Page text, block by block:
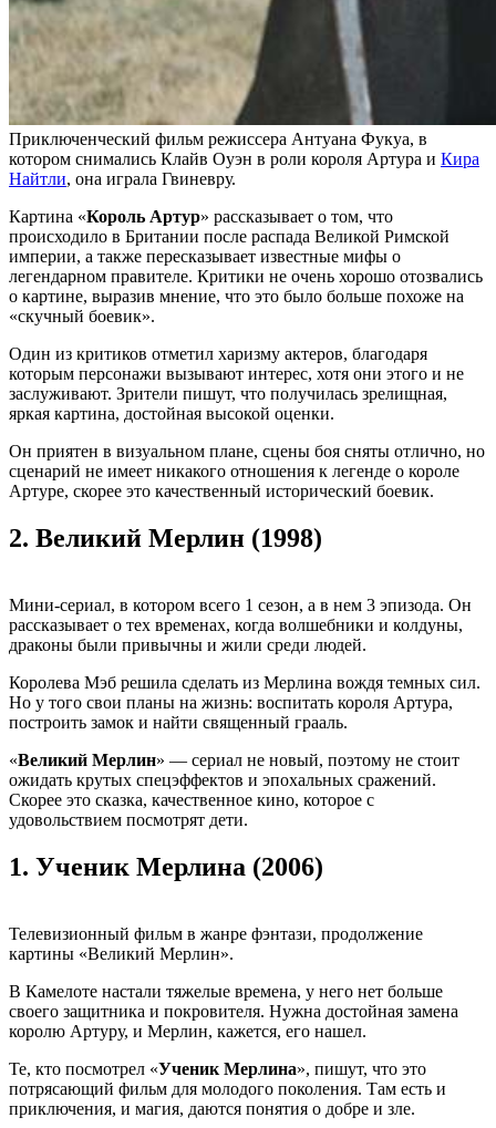
Приключенческий фильм режиссера Антуана Фукуа, в
котором снимались Клайв Оуэн в роли короля Артура и Кира
Найтли, она играла Гвиневру.
Картина «Король Артур» рассказывает о том, что
происходило в Британии после распада Великой Римской
империи, а также пересказывает известные мифы о
легендарном правителе. Критики не очень хорошо отозвались
о картине, выразив мнение, что это было больше похоже на
«скучный боевик».
Один из критиков отметил харизму актеров, благодаря
которым персонажи вызывают интерес, хотя они этого и не
заслуживают. Зрители пишут, что получилась зрелищная,
яркая картина, достойная высокой оценки.
Он приятен в визуальном плане, сцены боя сняты отлично, но
сценарий не имеет никакого отношения к легенде о короле
Артуре, скорее это качественный исторический боевик.
2. Великий Мерлин (1998)
Мини-сериал, в котором всего 1 сезон, а в нем 3 эпизода. Он
рассказывает о тех временах, когда волшебники и колдуны,
драконы были привычны и жили среди людей.
Королева Мэб решила сделать из Мерлина вождя темных сил.
Но у того свои планы на жизнь: воспитать короля Артура,
построить замок и найти священный грааль.
«Великий Мерлин» — сериал не новый, поэтому не стоит
ожидать крутых спецэффектов и эпохальных сражений.
Скорее это сказка, качественное кино, которое с
удовольствием посмотрят дети.
1. Ученик Мерлина (2006)
Телевизионный фильм в жанре фэнтази, продолжение
картины «Великий Мерлин».
В Камелоте настали тяжелые времена, у него нет больше
своего защитника и покровителя. Нужна достойная замена
королю Артуру, и Мерлин, кажется, его нашел.
Те, кто посмотрел «Ученик Мерлина», пишут, что это
потрясающий фильм для молодого поколения. Там есть и
приключения, и магия, даются понятия о добре и зле.